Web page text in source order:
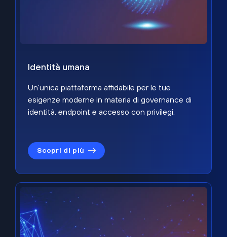
Identità umana
Un'unica piattaforma affidabile per le tue
esigenze moderne in materia di governance di
identità, endpoint e accesso con privilegi.
Scopri di più